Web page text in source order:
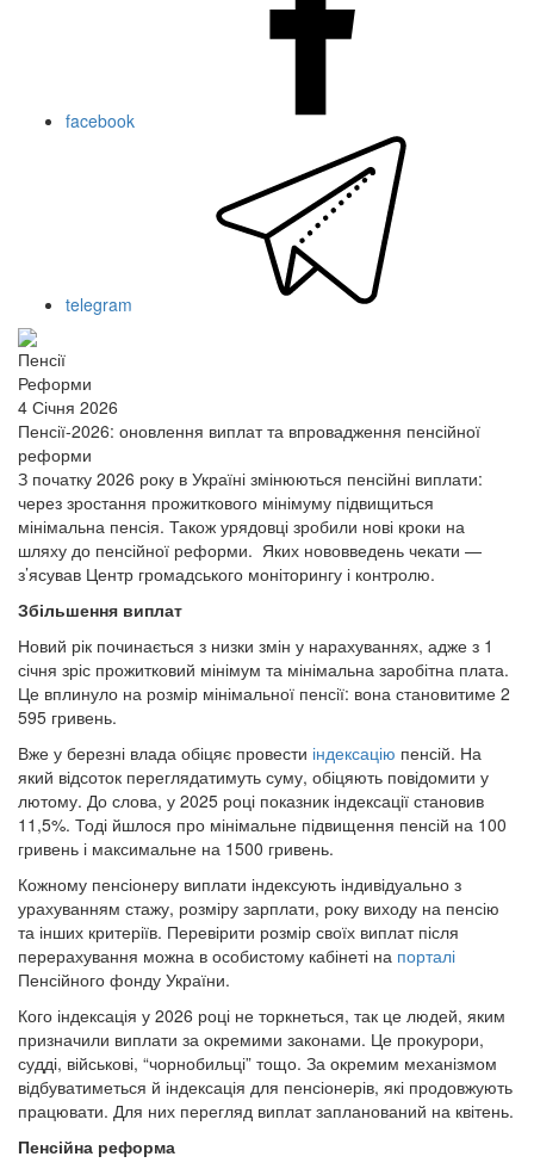
facebook
telegram
Пенсії
Реформи
4 Січня 2026
Пенсії-2026: оновлення виплат та впровадження пенсійної
реформи
З початку 2026 року в Україні змінюються пенсійні виплати:
через зростання прожиткового мінімуму підвищиться
мінімальна пенсія. Також урядовці зробили нові кроки на
шляху до пенсійної реформи. Яких нововведень чекати —
з’ясував Центр громадського моніторингу і контролю.
Збільшення виплат
Новий рік починається з низки змін у нарахуваннях, адже з 1
січня зріс прожитковий мінімум та мінімальна заробітна плата.
Це вплинуло на розмір мінімальної пенсії: вона становитиме 2
595 гривень.
Вже у березні влада обіцяє провести індексацію пенсій. На
який відсоток переглядатимуть суму, обіцяють повідомити у
лютому. До слова, у 2025 році показник індексації становив
11,5%. Тоді йшлося про мінімальне підвищення пенсій на 100
гривень і максимальне на 1500 гривень.
Кожному пенсіонеру виплати індексують індивідуально з
урахуванням стажу, розміру зарплати, року виходу на пенсію
та інших критеріїв. Перевірити розмір своїх виплат після
перерахування можна в особистому кабінеті на порталі
Пенсійного фонду України.
Кого індексація у 2026 році не торкнеться, так це людей, яким
призначили виплати за окремими законами. Це прокурори,
судді, військові, “чорнобильці” тощо. За окремим механізмом
відбуватиметься й індексація для пенсіонерів, які продовжують
працювати. Для них перегляд виплат запланований на квітень.
Пенсійна реформа